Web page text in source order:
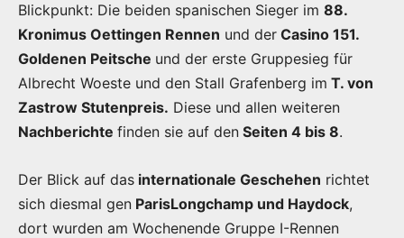
Blickpunkt: Die beiden spanischen Sieger im 88.
Kronimus Oettingen Rennen und der Casino 151.
Goldenen Peitsche und der erste Gruppesieg für
Albrecht Woeste und den Stall Grafenberg im T. von
Zastrow Stutenpreis. Diese und allen weiteren
Nachberichte finden sie auf den Seiten 4 bis 8.
Der Blick auf das internationale Geschehen richtet
sich diesmal gen ParisLongchamp und Haydock,
dort wurden am Wochenende Gruppe I-Rennen